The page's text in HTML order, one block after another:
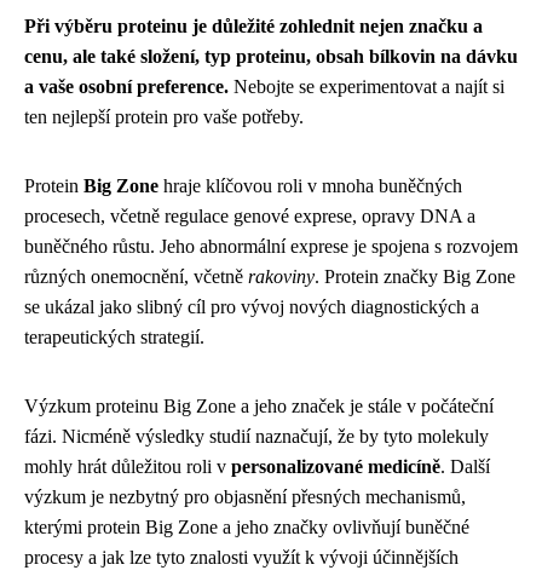
Při výběru proteinu je důležité zohlednit nejen značku a
cenu, ale také složení, typ proteinu, obsah bílkovin na dávku
a vaše osobní preference. Nebojte se experimentovat a najít si
ten nejlepší protein pro vaše potřeby.
Protein Big Zone hraje klíčovou roli v mnoha buněčných
procesech, včetně regulace genové exprese, opravy DNA a
buněčného růstu. Jeho abnormální exprese je spojena s rozvojem
různých onemocnění, včetně rakoviny. Protein značky Big Zone
se ukázal jako slibný cíl pro vývoj nových diagnostických a
terapeutických strategií.
Výzkum proteinu Big Zone a jeho značek je stále v počáteční
fázi. Nicméně výsledky studií naznačují, že by tyto molekuly
mohly hrát důležitou roli v personalizované medicíně. Další
výzkum je nezbytný pro objasnění přesných mechanismů,
kterými protein Big Zone a jeho značky ovlivňují buněčné
procesy a jak lze tyto znalosti využít k vývoji účinnějších